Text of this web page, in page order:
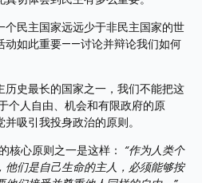
民主国家远远少于非民主国家的世
动如此重要——讨论并辩论我们如何
历史最长的国家之一，我们不能把这
个人自由、机会和有限政府的原
吸引我投身政治的原则。
核心原则之一是这样： “作为人类个
他们是自己生命的主人，必须能够按